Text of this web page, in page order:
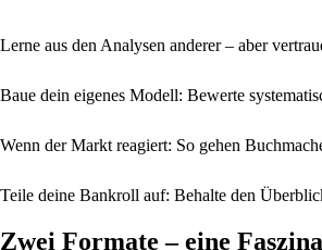
Lerne aus den Analysen anderer – aber
Baue dein eigenes Modell: Bewerte
Wenn der Markt reagiert: So gehen
Teile deine Bankroll auf: Behalte den
Zwei Formate – eine